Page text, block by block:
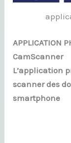
APPLICATION
CamScanner
L’application
scanner des
smartphone